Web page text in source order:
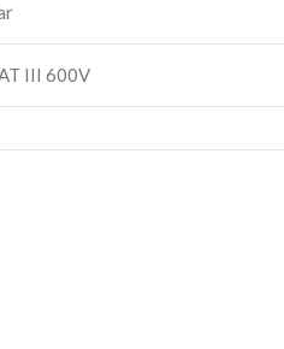
III 600V